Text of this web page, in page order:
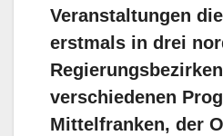
Veranstaltungen
erstmals in drei
verschiedenen
Mittelfranken, der